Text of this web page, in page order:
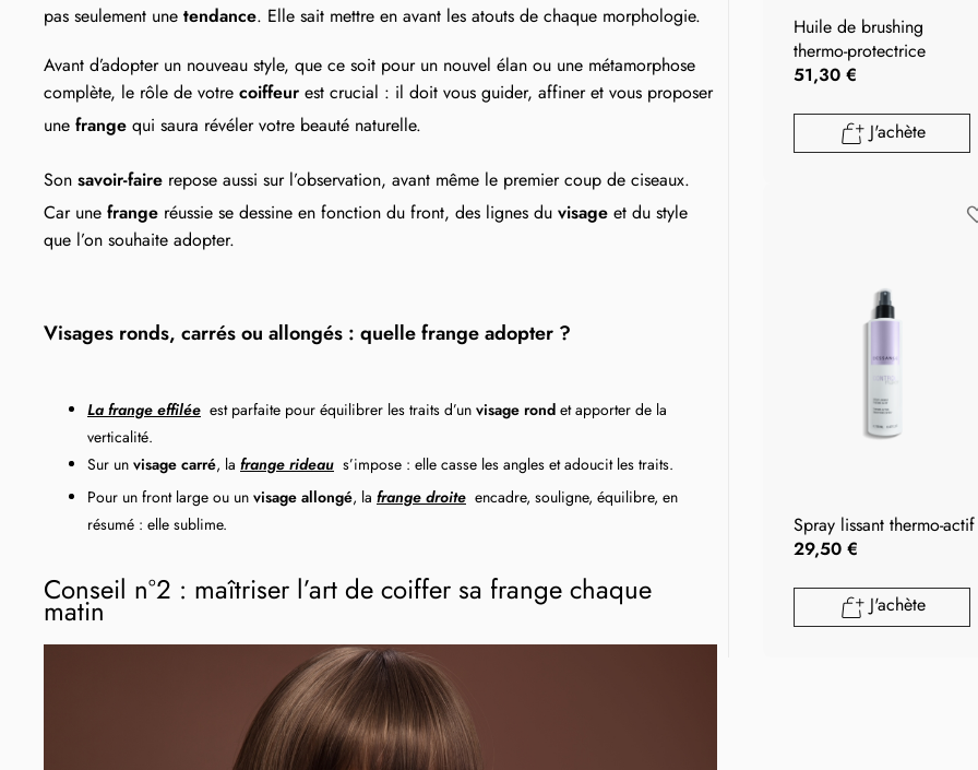
pas seulement une tendance. Elle sait mettre en avant les atouts de chaque morphologie.
Avant d’adopter un nouveau style, que ce soit pour un nouvel élan ou une métamorphose
complète, le rôle de votre coiffeur est crucial : il doit vous guider, affiner et vous proposer
une frange qui saura révéler votre beauté naturelle.
Son savoir-faire repose aussi sur l’observation, avant même le premier coup de ciseaux.
Car une frange réussie se dessine en fonction du front, des lignes du visage et du style
que l’on souhaite adopter.
Visages ronds, carrés ou allongés : quelle frange adopter ?
La frange effilée est parfaite pour équilibrer les traits d’un visage rond et apporter de la
verticalité.
Sur un visage carré, la frange rideau s’impose : elle casse les angles et adoucit les traits.
Pour un front large ou un visage allongé, la frange droite encadre, souligne, équilibre, en
résumé : elle sublime.
Conseil n°2 : maîtriser l’art de coiffer sa frange chaque
matin
Huile de brushing
thermo-protectrice
51,30 €
J'achète
Spray lissant thermo-actif
29,50 €
J'achète